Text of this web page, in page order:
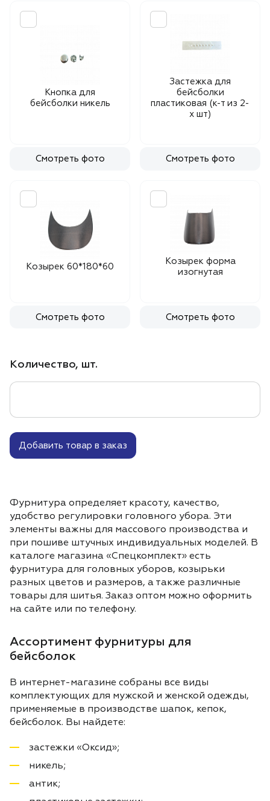
Кнопка для
бейсболки никель
Смотреть фото
Застежка для
бейсболки
пластиковая (к-т из 2-
х шт)
Смотреть фото
Козырек 60*180*60
Смотреть фото
Козырек форма
изогнутая
Смотреть фото
Количество, шт.
Добавить товар в заказ
Фурнитура определяет красоту, качество,
удобство регулировки головного убора. Эти
элементы важны для массового производства и
при пошиве штучных индивидуальных моделей. В
каталоге магазина «Спецкомплект» есть
фурнитура для головных уборов, козырьки
разных цветов и размеров, а также различные
товары для шитья. Заказ оптом можно оформить
на сайте или по телефону.
Ассортимент фурнитуры для
бейсболок
В интернет-магазине собраны все виды
комплектующих для мужской и женской одежды,
применяемые в производстве шапок, кепок,
бейсболок. Вы найдете:
застежки «Оксид»;
никель;
антик;